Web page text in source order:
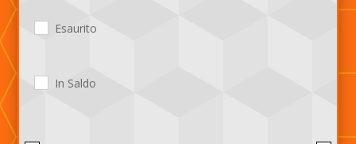
Esaurito
In Saldo